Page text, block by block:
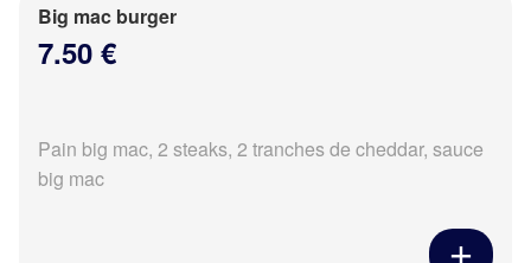
Big mac burger
7.50 €
Pain big mac, 2 steaks, 2 tranches de cheddar, sauce
big mac